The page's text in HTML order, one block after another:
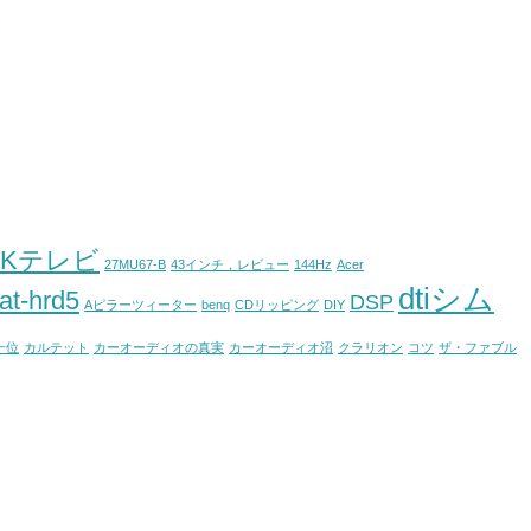
テレビ 27MU67-B 43インチ，レビュー 144Hz Acer
at-hrd5 Aピラーツィーター benq CDリッピング DIY DSP dtiシム
位 カルテット カーオーディオの真実 カーオーディオ沼 クラリオン コツ ザ・ファブル